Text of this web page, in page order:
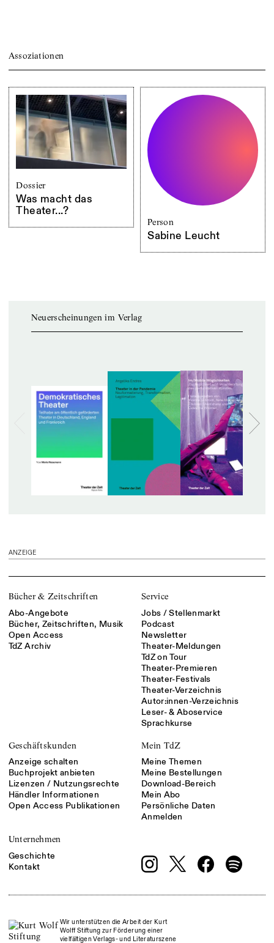
Assoziationen
Dossier
Was macht das
Theater...?
Person
Sabine Leucht
Neuerscheinungen im Verlag
ANZEIGE
Bücher & Zeitschriften
Abo-Angebote
Bücher, Zeitschriften, Musik
Open Access
TdZ Archiv
Service
Jobs / Stellenmarkt
Podcast
Newsletter
Theater-Meldungen
TdZ on Tour
Theater-Premieren
Theater-Festivals
Theater-Verzeichnis
Autor:innen-Verzeichnis
Leser- & Aboservice
Sprachkurse
Geschäftskunden
Anzeige schalten
Buchprojekt anbieten
Lizenzen / Nutzungsrechte
Händler Informationen
Open Access Publikationen
Mein TdZ
Meine Themen
Meine Bestellungen
Download-Bereich
Mein Abo
Persönliche Daten
Anmelden
Unternehmen
Geschichte
Kontakt
Wir unterstützen die Arbeit der Kurt
Wolff Stiftung zur Förderung einer
vielfältigen Verlags- und Literaturszene